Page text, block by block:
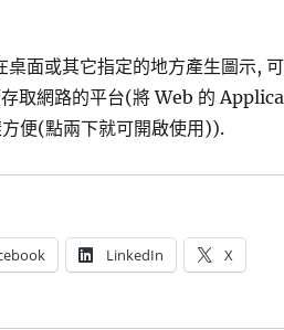
面或其它指定的地方產生圖示,
取網路的平台(將 Web 的
便(點兩下就可開啟使用)).
LinkedIn X